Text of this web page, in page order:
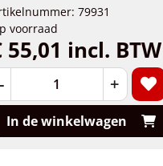
79931
voorraad
55,01 incl. BTW
- +
In de winkelwagen